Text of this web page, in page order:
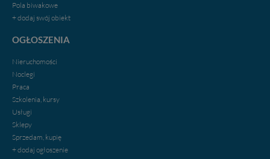
Pola biwakowe
+ dodaj swój obiekt
OGŁOSZENIA
Nieruchomości
Noclegi
Praca
Szkolenia, kursy
Usługi
Sklepy
Sprzedam, kupię
+ dodaj ogłoszenie